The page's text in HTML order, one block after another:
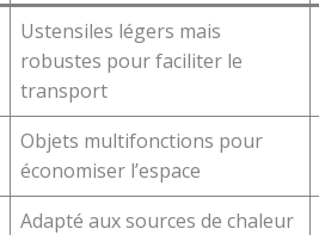
Ustensiles légers mais
robustes pour faciliter le
transport
Objets multifonctions pour
économiser l’espace
Adapté aux sources de chaleur